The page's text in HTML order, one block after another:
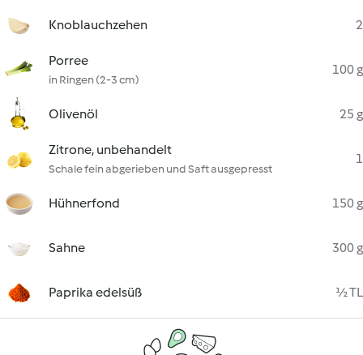
Knoblauchzehen 2
Porree
in Ringen (2-3 cm)
100 g
Olivenöl 25 g
Zitrone, unbehandelt
Schale fein abgerieben und Saft ausgepresst
1
Hühnerfond 150 g
Sahne 300 g
Paprika edelsüß ½ TL